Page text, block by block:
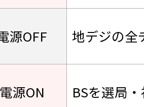
源OFF 地デジの全
電源ON BSを選局